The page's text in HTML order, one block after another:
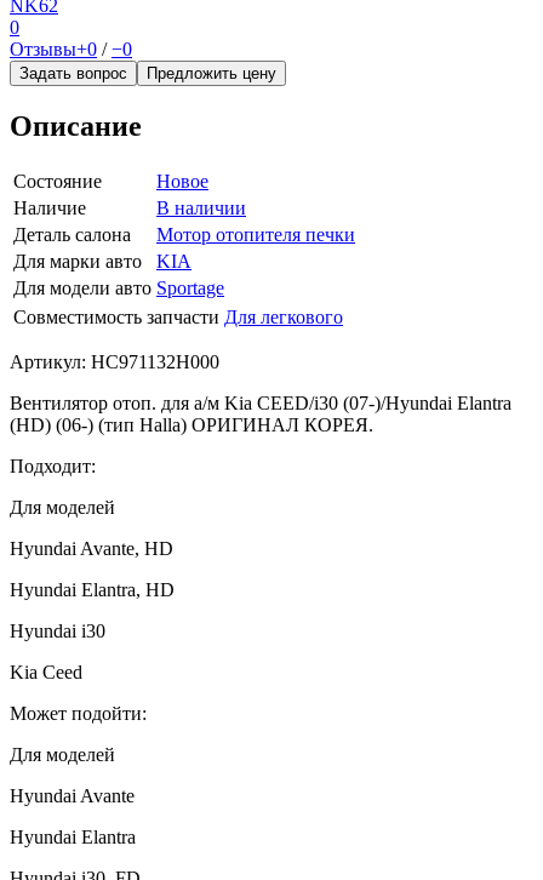
NK62
0
Отзывы+0 /−0
Задать вопрос Предложить цену
Описание
Состояние
Новое
Наличие
В наличии
Деталь салона
Мотор отопителя печки
Для марки авто
KIA
Для модели авто Sportage
Совместимость запчасти Для легкового
Артикул: HC971132H000
Вентилятор отоп. для а/м Kia CEED/i30 (07-)/Hyundai Elantra
(HD) (06-) (тип Halla) ОРИГИНАЛ КОРЕЯ.
Подходит:
Для моделей
Hyundai Avante, HD
Hyundai Elantra, HD
Hyundai i30
Kia Ceed
Может подойти:
Для моделей
Hyundai Avante
Hyundai Elantra